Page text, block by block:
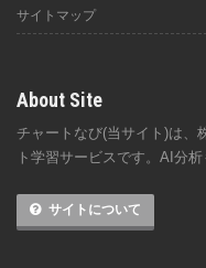
サイトマップ
About Site
チャートなび(当サイト)は、
ト学習サービスです。AI分析
サイトについて